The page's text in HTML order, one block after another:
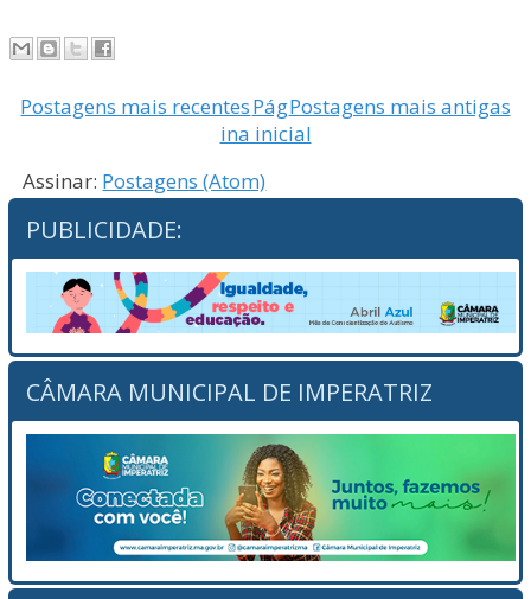
Postagens mais recentes Postagens mais antigas
Pág
ina inicial
Assinar: Postagens (Atom)
PUBLICIDADE:
CÂMARA MUNICIPAL DE IMPERATRIZ